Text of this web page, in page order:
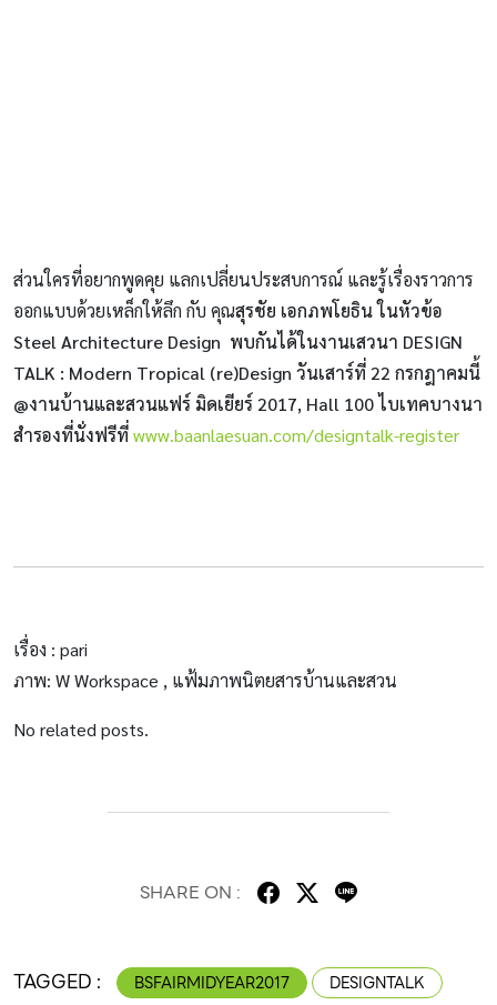
ส่วนใครที่อยากพูดคุย แลกเปลี่ยนประสบการณ์ และรู้เรื่องราวการ
ออกแบบด้วยเหล็กให้ลึก กับ คุณสุรชัย เอกภพโยธินในหัวข้อ
Steel Architecture Design พบกันได้ในงานเสวนา DESIGN
TALK : Modern Tropical (re)Design วันเสาร์ที่ 22 กรกฎาคมนี้
@งานบ้านและสวนแฟร์ มิดเยียร์ 2017, Hall 100 ไบเทคบางนา
สำรองที่นั่งฟรีที่www.baanlaesuan.com/designtalk-register
เรื่อง : pari
ภาพ: W Workspace , แฟ้มภาพนิตยสารบ้านและสวน
No related posts.
SHARE ON :
TAGGED : BSFAIRMIDYEAR2017 DESIGNTALK